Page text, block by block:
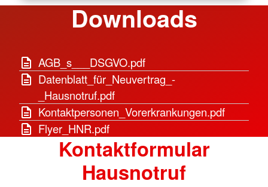
Downloads
AGB_s___DSGVO.pdf
Datenblatt_für_Neuvertrag_-
_Hausnotruf.pdf
Kontaktpersonen_Vorerkrankungen.pdf
Flyer_HNR.pdf
Kontaktformular
Hausnotruf